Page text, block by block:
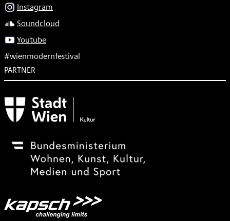
Instagram
Soundcloud
Youtube
#wienmodernfestival
PARTNER
Subventionsgeber